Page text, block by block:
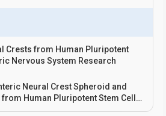
Crests from Human Pluripotent
Nervous System Research
Neural Crest Spheroid and
Human Pluripotent Stem Cells
Research